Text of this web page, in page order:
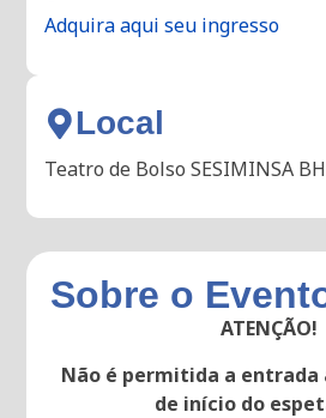
Adquira aqui seu ingresso
Local
Teatro de Bolso SESIMINSA BH
Sobre o
ATENÇÃO!
Não é permitida a entrada
de início do